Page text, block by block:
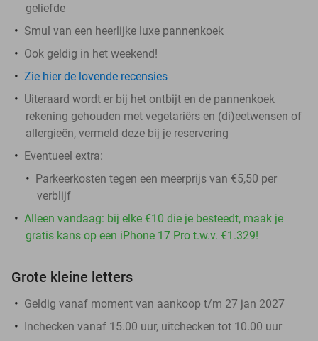
geliefde
Smul van een heerlijke luxe pannenkoek
Ook geldig in het weekend!
Zie hier de lovende recensies
Uiteraard wordt er bij het ontbijt en de pannenkoek
rekening gehouden met vegetariërs en (di)eetwensen of
allergieën, vermeld deze bij je reservering
Eventueel extra:
Parkeerkosten tegen een meerprijs van €5,50 per
verblijf
Alleen vandaag: bij elke €10 die je besteedt, maak je
gratis kans op een iPhone 17 Pro t.w.v. €1.329!
Grote kleine letters
Geldig vanaf moment van aankoop t/m 27 jan 2027
Inchecken vanaf 15.00 uur, uitchecken tot 10.00 uur